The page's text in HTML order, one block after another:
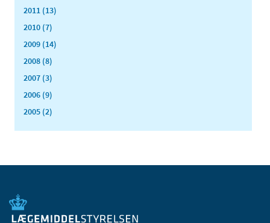
2011 (13)
2010 (7)
2009 (14)
2008 (8)
2007 (3)
2006 (9)
2005 (2)